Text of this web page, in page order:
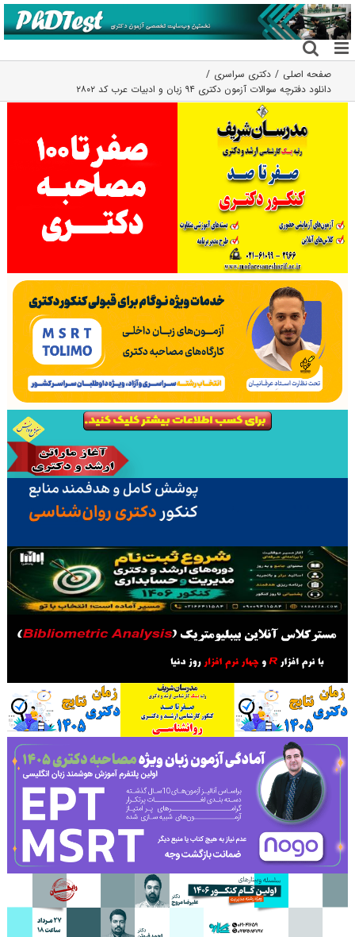
رفتن
به
محتوا
صفحه اصلی
دکتری سراسری
دانلود دفترچه سوالات آزمون دکتری ۹۴ زبان و ادبیات عرب کد ۲۸۰۲